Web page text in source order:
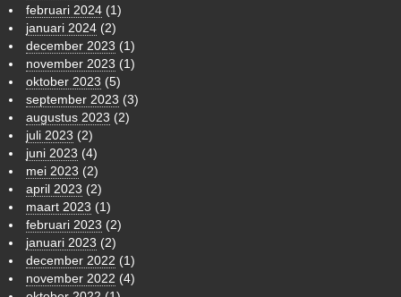
februari 2024 (1)
januari 2024 (2)
december 2023 (1)
november 2023 (1)
oktober 2023 (5)
september 2023 (3)
augustus 2023 (2)
juli 2023 (2)
juni 2023 (4)
mei 2023 (2)
april 2023 (2)
maart 2023 (1)
februari 2023 (2)
januari 2023 (2)
december 2022 (1)
november 2022 (4)